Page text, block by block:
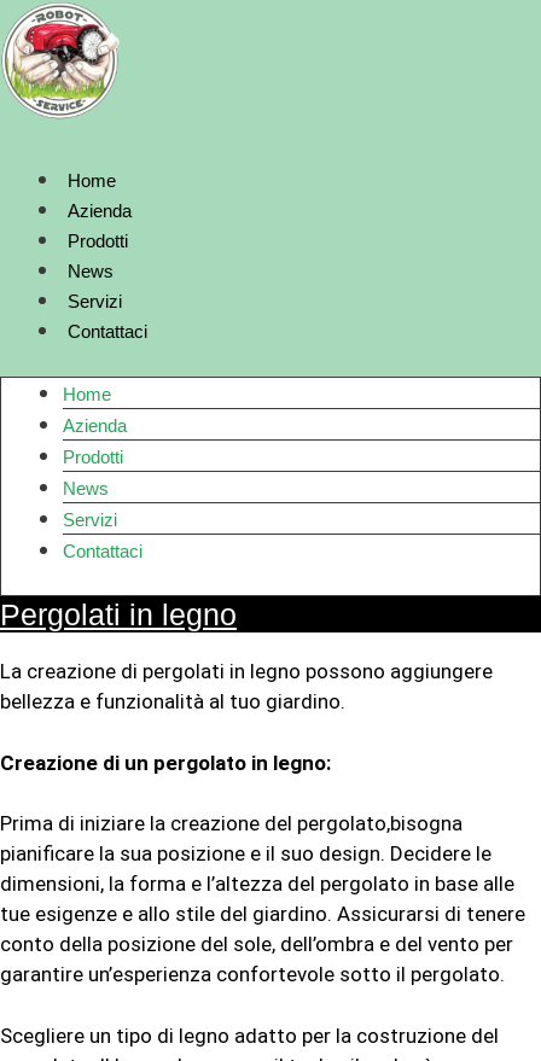
Vai
al
contenuto
Home
Azienda
Prodotti
News
Servizi
Contattaci
Home
Azienda
Prodotti
News
Servizi
Contattaci
Pergolati in legno
La creazione di pergolati in legno possono aggiungere
bellezza e funzionalità al tuo giardino.
Creazione di un pergolato in legno:
Prima di iniziare la creazione del pergolato,bisogna
pianificare la sua posizione e il suo design. Decidere le
dimensioni, la forma e l’altezza del pergolato in base alle
tue esigenze e allo stile del giardino. Assicurarsi di tenere
conto della posizione del sole, dell’ombra e del vento per
garantire un’esperienza confortevole sotto il pergolato.
Scegliere un tipo di legno adatto per la costruzione del